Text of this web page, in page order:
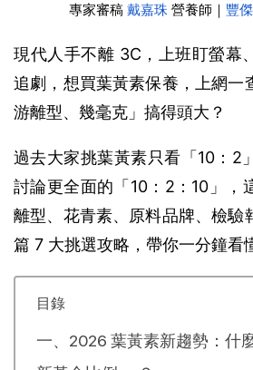
專家審稿 戴嘉珠 營養師｜ 豐
現代人手不離 3C，上班盯螢幕
追劇，想買葉黃素保養，上網一
游離型、幾毫克」搞得頭大？
過去大家挑葉黃素只看「10：2
討論更全面的「10：2：10」，
離型、花青素、原料品牌、檢驗
篇 7 大挑選攻略，帶你一分鐘看
目錄
一、2026 葉黃素新趨勢：什